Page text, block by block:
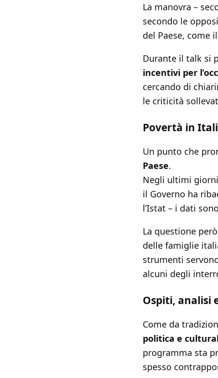
La manovra –
secondo le
del Paese, come il
Durante il talk si
incentivi per
cercando di
le criticità
Povertà in
Un punto che
Paese.
Negli ultimi
il Governo ha
l’Istat – i dati sono
La questione
delle famiglie
strumenti
alcuni degli
Ospiti, analisi
Come da
politica e
programma sta
spesso